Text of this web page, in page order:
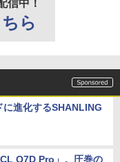
信中！
ら
進化するSHANLING
Q7D Pro」。圧巻の